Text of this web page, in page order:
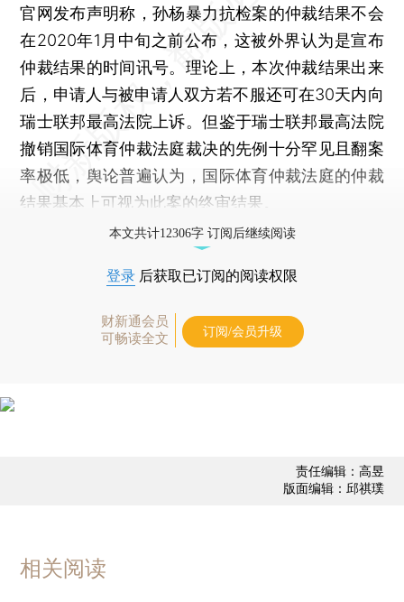
官网发布声明称，孙杨暴力抗检案的仲裁结果不会
在2020年1月中旬之前公布，这被外界认为是宣布
仲裁结果的时间讯号。理论上，本次仲裁结果出来
后，申请人与被申请人双方若不服还可在30天内向
瑞士联邦最高法院上诉。但鉴于瑞士联邦最高法院
撤销国际体育仲裁法庭裁决的先例十分罕见且翻案
率极低，舆论普遍认为，国际体育仲裁法庭的仲裁
结果基本上可视为此案的终审结果。
本文共计12306字 订阅后继续阅读
登录 后获取已订阅的阅读权限
财新通会员
可畅读全文
订阅/会员升级
责任编辑：高昱
版面编辑：邱祺璞
相关阅读